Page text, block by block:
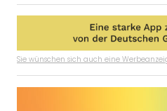
Sie wünschen sich auch eine